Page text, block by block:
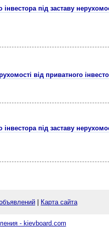
інвестора під заставу
від приватного
інвестора під заставу
Карта сайта
- kievboard.com